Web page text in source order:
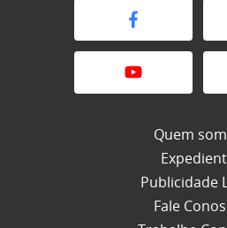
Quem
Publicidade
Fale